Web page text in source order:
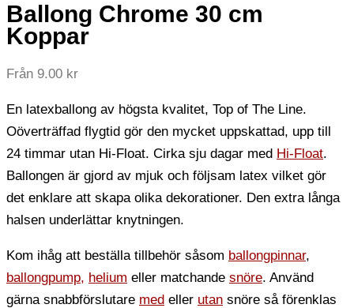
Ballong Chrome 30 cm
Koppar
Från 9.00 kr
En latexballong av högsta kvalitet, Top of The Line.
Oöverträffad flygtid gör den mycket uppskattad, upp till
24 timmar utan Hi-Float. Cirka sju dagar med Hi-Float.
Ballongen är gjord av mjuk och följsam latex vilket gör
det enklare att skapa olika dekorationer. Den extra långa
halsen underlättar knytningen.
Kom ihåg att beställa tillbehör såsom ballongpinnar,
ballongpump, helium eller matchande snöre. Använd
gärna snabbförslutare med eller utan snöre så förenklas